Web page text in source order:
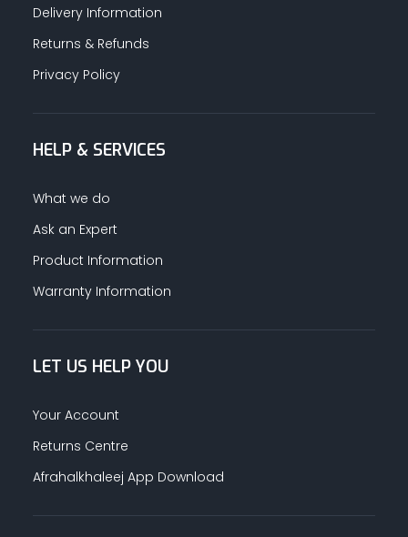
Delivery Information
Returns & Refunds
Privacy Policy
HELP & SERVICES
What we do
Ask an Expert
Product Information
Warranty Information
LET US HELP YOU
Your Account
Returns Centre
Afrahalkhaleej App Download